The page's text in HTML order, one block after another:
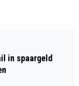
in spaargeld